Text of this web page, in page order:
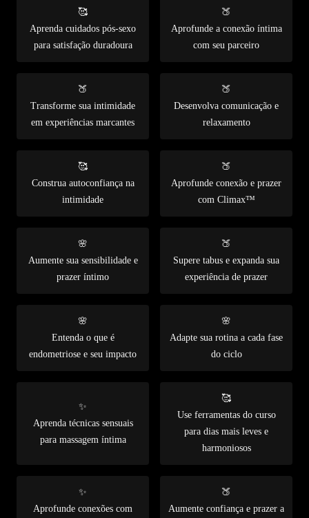
🥰
Aprenda cuidados pós-sexo
para satisfação duradoura
🍑
Aprofunde a conexão íntima
com seu parceiro
🍑
Transforme sua intimidade
em experiências marcantes
🍑
Desenvolva comunicação e
relaxamento
🥰
Construa autoconfiança na
intimidade
🍑
Aprofunde conexão e prazer
com Climax™
🌸
Aumente sua sensibilidade e
prazer íntimo
🍑
Supere tabus e expanda sua
experiência de prazer
🌸
Entenda o que é
endometriose e seu impacto
🌸
Adapte sua rotina a cada fase
do ciclo
✨
Aprenda técnicas sensuais
para massagem íntima
🥰
Use ferramentas do curso
para dias mais leves e
harmoniosos
✨
Aprofunde conexões com
🍑
Aumente confiança e prazer a